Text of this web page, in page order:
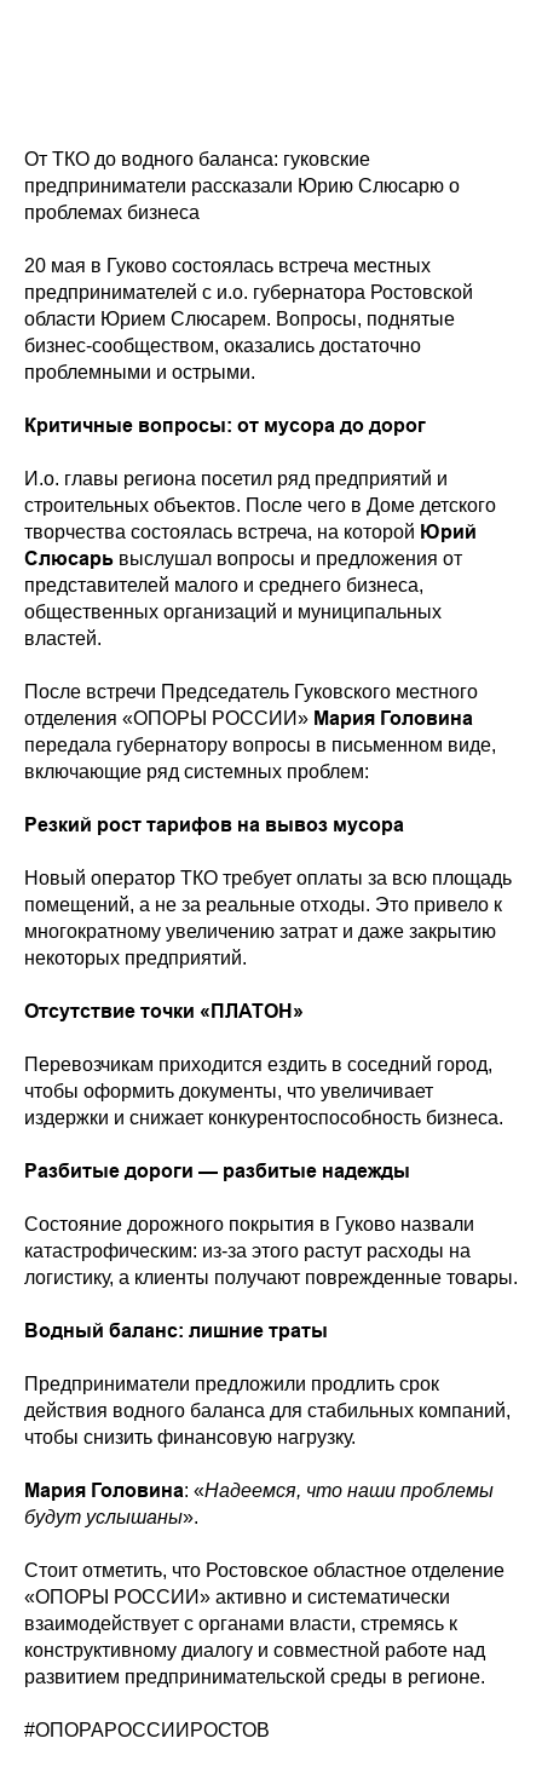
От ТКО до водного баланса: гуковские
предприниматели рассказали Юрию Слюсарю о
проблемах бизнеса
20 мая в Гуково состоялась встреча местных
предпринимателей с и.о. губернатора Ростовской
области Юрием Слюсарем. Вопросы, поднятые
бизнес-сообществом, оказались достаточно
проблемными и острыми.
Критичные вопросы: от мусора до дорог
И.о. главы региона посетил ряд предприятий и
строительных объектов. После чего в Доме детского
творчества состоялась встреча, на которой Юрий
Слюсарь выслушал вопросы и предложения от
представителей малого и среднего бизнеса,
общественных организаций и муниципальных
властей.
После встречи Председатель Гуковского местного
отделения «ОПОРЫ РОССИИ» Мария Головина
передала губернатору вопросы в письменном виде,
включающие ряд системных проблем:
Резкий рост тарифов на вывоз мусора
Новый оператор ТКО требует оплаты за всю площадь
помещений, а не за реальные отходы. Это привело к
многократному увеличению затрат и даже закрытию
некоторых предприятий.
Отсутствие точки «ПЛАТОН»
Перевозчикам приходится ездить в соседний город,
чтобы оформить документы, что увеличивает
издержки и снижает конкурентоспособность бизнеса.
Разбитые дороги — разбитые надежды
Состояние дорожного покрытия в Гуково назвали
катастрофическим: из-за этого растут расходы на
логистику, а клиенты получают поврежденные товары.
Водный баланс: лишние траты
Предприниматели предложили продлить срок
действия водного баланса для стабильных компаний,
чтобы снизить финансовую нагрузку.
Мария Головина: «Надеемся, что наши проблемы
будут услышаны».
Стоит отметить, что Ростовское областное отделение
«ОПОРЫ РОССИИ» активно и систематически
взаимодействует с органами власти, стремясь к
конструктивному диалогу и совместной работе над
развитием предпринимательской среды в регионе.
#ОПОРАРОССИИРОСТОВ